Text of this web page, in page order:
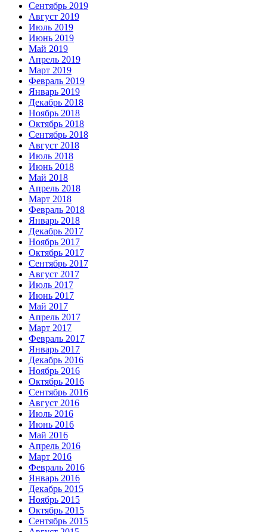
Сентябрь 2019
Август 2019
Июль 2019
Июнь 2019
Май 2019
Апрель 2019
Март 2019
Февраль 2019
Январь 2019
Декабрь 2018
Ноябрь 2018
Октябрь 2018
Сентябрь 2018
Август 2018
Июль 2018
Июнь 2018
Май 2018
Апрель 2018
Март 2018
Февраль 2018
Январь 2018
Декабрь 2017
Ноябрь 2017
Октябрь 2017
Сентябрь 2017
Август 2017
Июль 2017
Июнь 2017
Май 2017
Апрель 2017
Март 2017
Февраль 2017
Январь 2017
Декабрь 2016
Ноябрь 2016
Октябрь 2016
Сентябрь 2016
Август 2016
Июль 2016
Июнь 2016
Май 2016
Апрель 2016
Март 2016
Февраль 2016
Январь 2016
Декабрь 2015
Ноябрь 2015
Октябрь 2015
Сентябрь 2015